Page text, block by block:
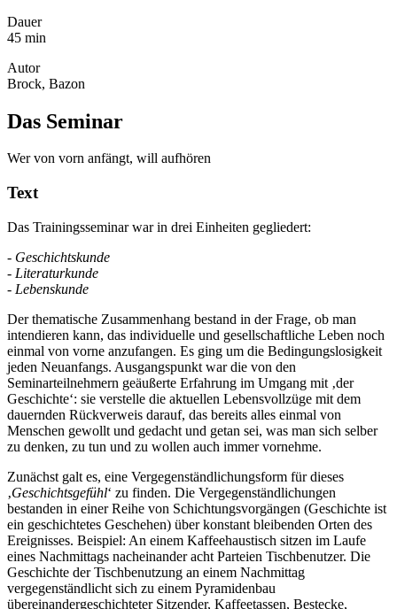
Dauer
45 min
Autor
Brock, Bazon
Das Seminar
Wer von vorn anfängt, will aufhören
Text
Das Trainingsseminar war in drei Einheiten gegliedert:
- Geschichtskunde
- Literaturkunde
- Lebenskunde
Der thematische Zusammenhang bestand in der Frage, ob man
intendieren kann, das individuelle und gesellschaftliche Leben noch
einmal von vorne anzufangen. Es ging um die Bedingungslosigkeit
jeden Neuanfangs. Ausgangspunkt war die von den
Seminarteilnehmern geäußerte Erfahrung im Umgang mit ‚der
Geschichte‘: sie verstelle die aktuellen Lebensvollzüge mit dem
dauernden Rückverweis darauf, das bereits alles einmal von
Menschen gewollt und gedacht und getan sei, was man sich selber
zu denken, zu tun und zu wollen auch immer vornehme.
Zunächst galt es, eine Vergegenständlichungsform für dieses
‚Geschichtsgefühl‘ zu finden. Die Vergegenständlichungen
bestanden in einer Reihe von Schichtungsvorgängen (Geschichte ist
ein geschichtetes Geschehen) über konstant bleibenden Orten des
Ereignisses. Beispiel: An einem Kaffeehaustisch sitzen im Laufe
eines Nachmittags nacheinander acht Parteien Tischbenutzer. Die
Geschichte der Tischbenutzung an einem Nachmittag
vergegenständlicht sich zu einem Pyramidenbau
übereinandergeschichteter Sitzender, Kaffeetassen, Bestecke,